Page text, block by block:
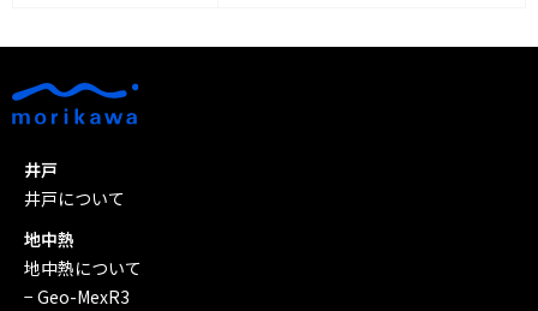
井戸
井戸について
地中熱
地中熱について
− Geo-MexR3